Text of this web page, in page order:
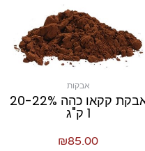
אבקות
אבקת קקאו כהה 20-22%
1 ק"ג
₪85.00